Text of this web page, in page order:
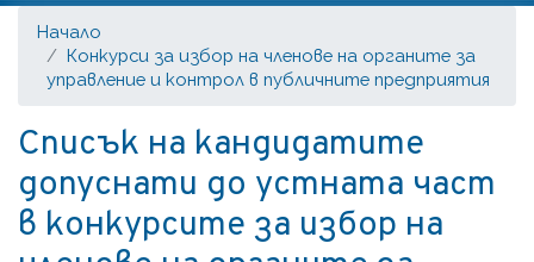
на транспорта
Начало
Конкурси за избор на членове на органите за
управление и контрол в публичните предприятия
Списък на кандидатите
допуснати до устната част
в конкурсите за избор на